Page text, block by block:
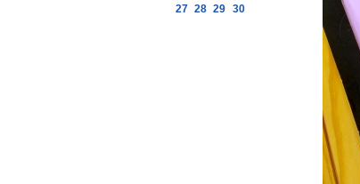
27 28 29 30